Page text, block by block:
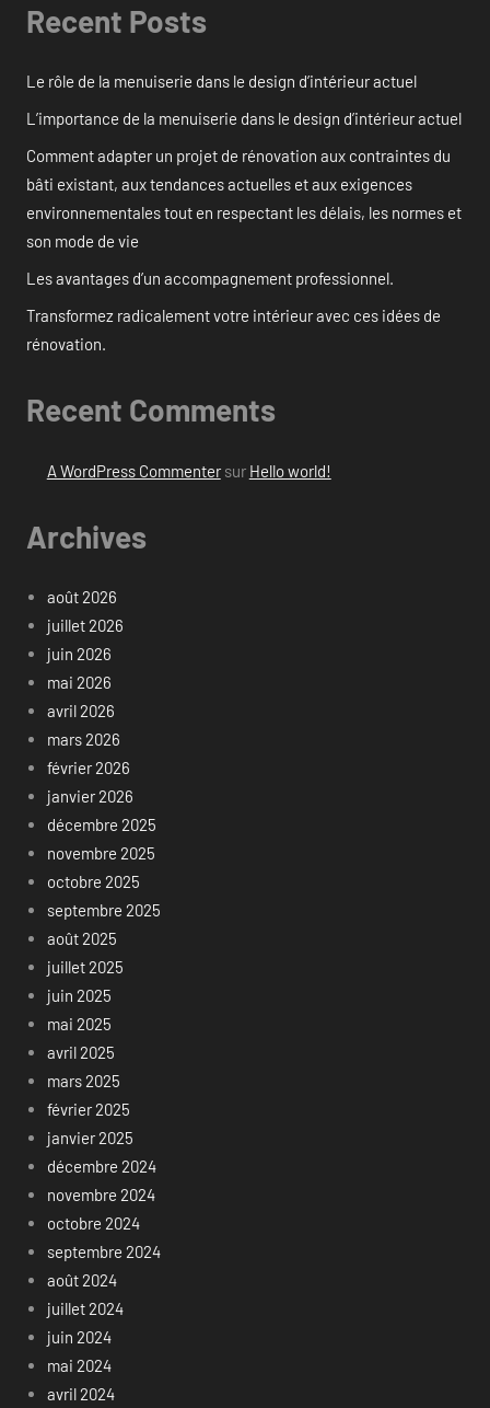
Recent Posts
Le rôle de la menuiserie dans le design d’intérieur actuel
L’importance de la menuiserie dans le design d’intérieur actuel
Comment adapter un projet de rénovation aux contraintes du
bâti existant, aux tendances actuelles et aux exigences
environnementales tout en respectant les délais, les normes et
son mode de vie
Les avantages d’un accompagnement professionnel.
Transformez radicalement votre intérieur avec ces idées de
rénovation.
Recent Comments
A WordPress Commentersur Hello world!
Archives
août 2026
juillet 2026
juin 2026
mai 2026
avril 2026
mars 2026
février 2026
janvier 2026
décembre 2025
novembre 2025
octobre 2025
septembre 2025
août 2025
juillet 2025
juin 2025
mai 2025
avril 2025
mars 2025
février 2025
janvier 2025
décembre 2024
novembre 2024
octobre 2024
septembre 2024
août 2024
juillet 2024
juin 2024
mai 2024
avril 2024